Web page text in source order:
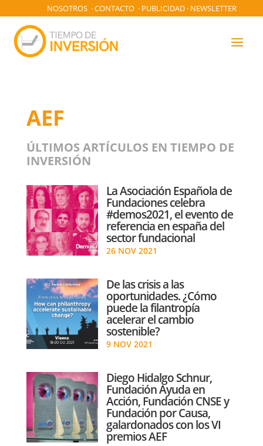
NOSOTROS ·CONTACTO · PUBLICIDAD · NEWSLETTER
AEF
ÚLTIMOS ARTÍCULOS EN TIEMPO DE
INVERSIÓN
La Asociación Española de
Fundaciones celebra
#demos2021, el evento de
referencia en españa del
sector fundacional
26 NOV 2021
De las crisis a las
oportunidades. ¿Cómo
puede la filantropía
acelerar el cambio
sostenible?
9 NOV 2021
Diego Hidalgo Schnur,
Fundación Ayuda en
Acción, Fundación CNSE y
Fundación por Causa,
galardonados con los VI
premios AEF